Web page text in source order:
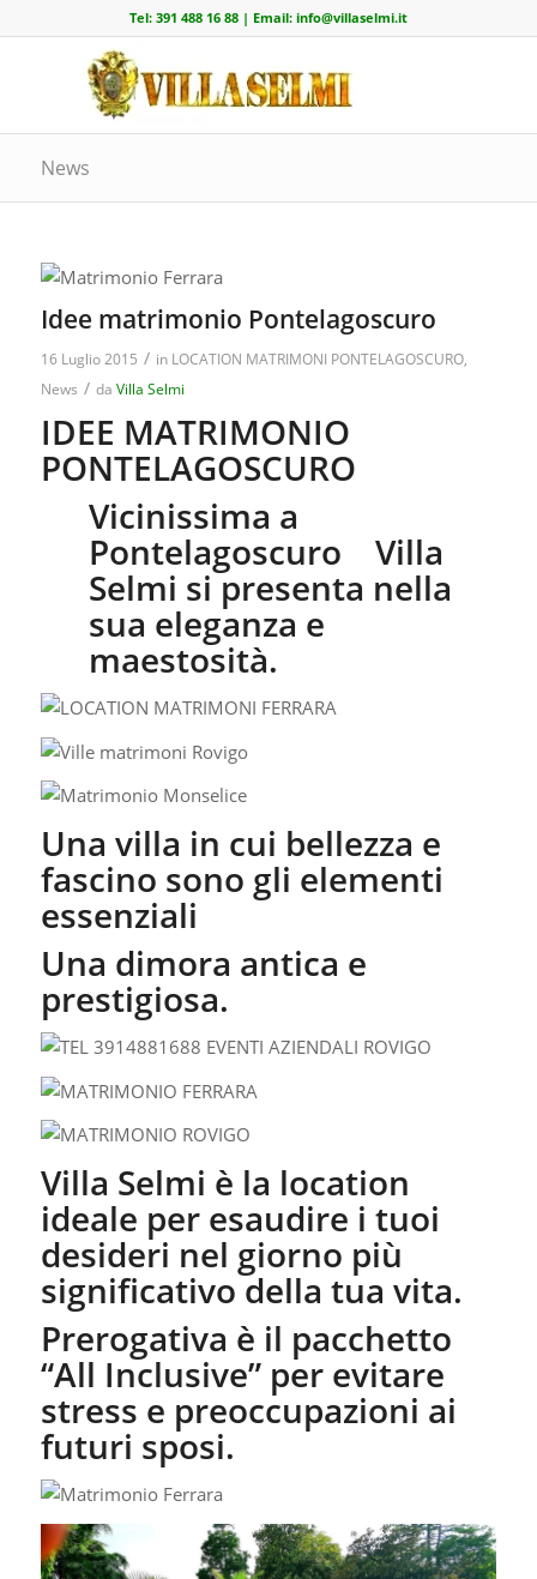
Tel: 391 488 16 88| Email: info@villaselmi.it
News
Idee matrimonio Pontelagoscuro
16 Luglio 2015 / in LOCATION MATRIMONI PONTELAGOSCURO,
News / da Villa Selmi
IDEE MATRIMONIO
PONTELAGOSCURO
Vicinissima a
Pontelagoscuro Villa
Selmi si presenta nella
sua eleganza e
maestosità.
Una villa in cui bellezza e
fascino sono gli elementi
essenziali
Una dimora antica e
prestigiosa.
Villa Selmi è la location
ideale per esaudire i tuoi
desideri nel giorno più
significativo della tua vita.
Prerogativa è il pacchetto
“All Inclusive” per evitare
stress e preoccupazioni ai
futuri sposi.